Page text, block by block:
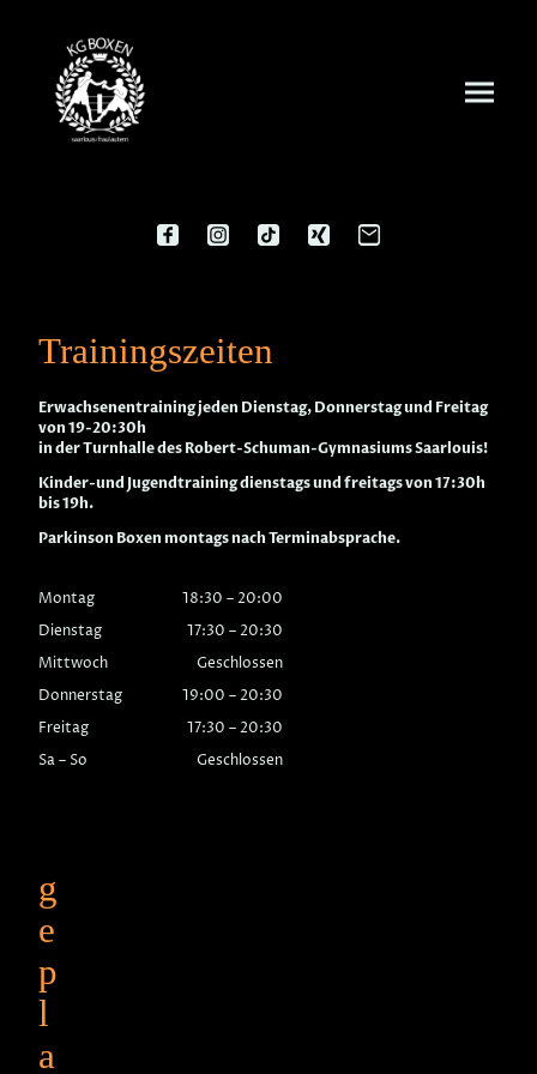
Trainingszeiten
Erwachsenentraining jeden Dienstag, Donnerstag und Freitag
von 19-20:30h
in der Turnhalle des Robert-Schuman-Gymnasiums Saarlouis!
Kinder-und Jugendtraining dienstags und freitags von 17:30h
bis 19h.
Parkinson Boxen montags nach Terminabsprache.
Montag 18:30 –20:00
Dienstag
17:30 –20:30
Mittwoch
Geschlossen
Donnerstag
19:00 –20:30
Freitag
17:30 –20:30
Sa– So Geschlossen
g
e
p
l
a